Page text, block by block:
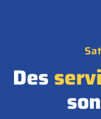
Des